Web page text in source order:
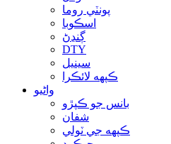
پونٽي روما
اسڪوبا
ڳنڍڻ
DTY
سينيل
ڪپهه لائڪرا
واڻيو
بانس جو ڪپڙو
شفان
ڪپهه جي ٽولي